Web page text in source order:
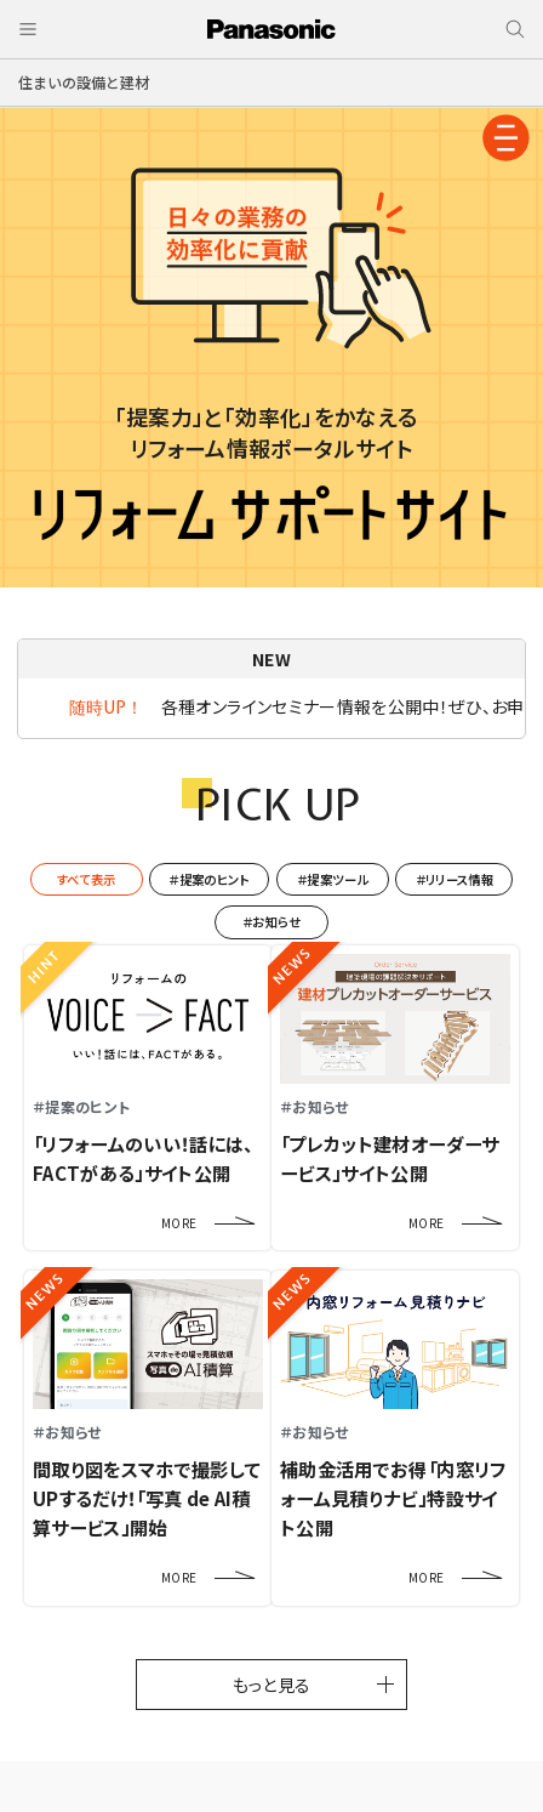
住まいの設備と建材
「提案力」と「効率化」をかなえる
リフォーム情報ポータルサイト
NEW
随時UP！ 各種オンラインセミナー情報を公開中！ぜひ、お申
PICK UP
すべて表示 ＃提案のヒント ＃提案ツール ＃リリース情報
＃お知らせ
HINT
＃提案のヒント
「リフォームのいい！話には、
FACTがある」サイト公開
MORE
NEWS
＃お知らせ
「プレカット建材オーダーサ
ービス」サイト公開
MORE
NEWS
＃お知らせ
間取り図をスマホで撮影して
UPするだけ！「写真 de AI積
算サービス」開始
MORE
NEWS
＃お知らせ
補助金活用でお得「内窓リフ
ォーム見積りナビ」特設サイ
ト公開
MORE
もっと見る